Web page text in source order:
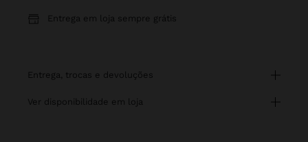
Entrega em loja sempre grátis
entrega, trocas e devoluções
ver disponibilidade em loja